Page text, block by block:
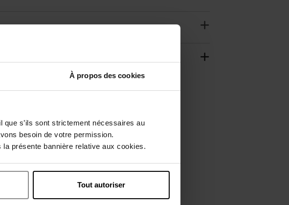
À propos des cookies
s’ils sont strictement nécessaires au
besoin de votre permission.
présente bannière relative aux cookies.
Tout autoriser
être